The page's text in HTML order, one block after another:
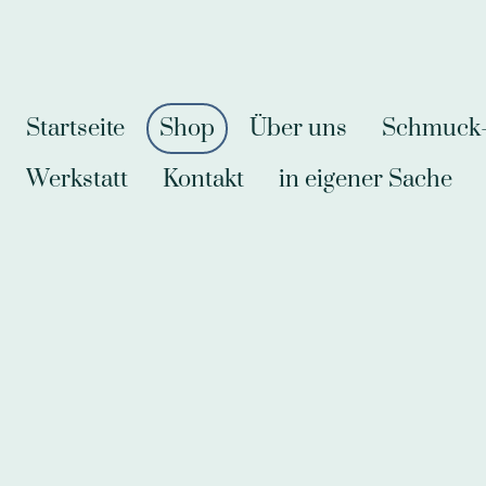
Startseite Shop Über uns
Werkstatt
Kontakt in eigener Sache